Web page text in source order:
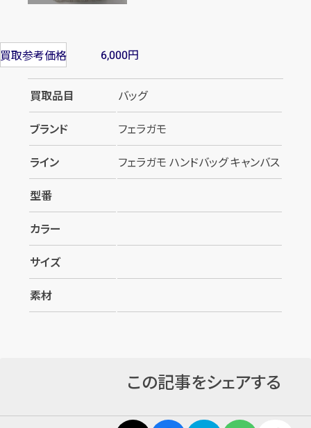
分！今すぐ査定金額をお伝えいた
始除く)
買取参考価格 6,000円
買取品目
バッグ
ブランド
フェラガモ
ライン
フェラガモ ハンドバッグ キャンバス
型番
カラー
サイズ
素材
この記事をシェアする